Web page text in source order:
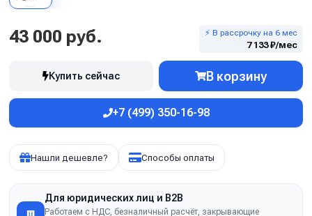
43 000 руб. ⚡ В рассрочку на 6 мес
7 133 ₽/мес
Купить сейчас В корзину
+7 (499) 350-16-98
Нашли дешевле? Способы оплаты
Для юридических лиц и B2B
Работаем с НДС, безналичный расчёт, закрывающие